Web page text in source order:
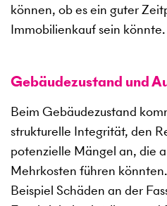
können, ob es ein guter
Immobilienkauf sein könnte.
Gebäudezustand und
Beim Gebäudezustand
strukturelle Integrität, den
potenzielle Mängel an, die
Mehrkosten führen
Beispiel Schäden an der